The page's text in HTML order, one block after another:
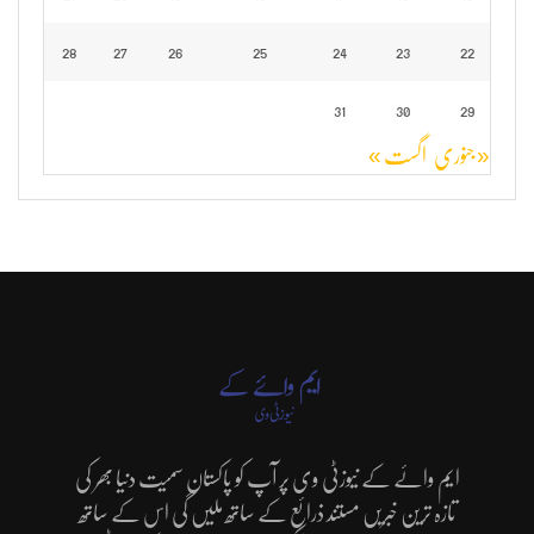
22
23
24
25
26
27
28
29
30
31
« جنوری اگست »
ایم وائے کے نیوزٹی وی پر آپ کو پاکستان سمیت دنیا بھر کی
تازہ ترین خبریں مستند ذرائع کے ساتھ ملیں گی اس کے ساتھ